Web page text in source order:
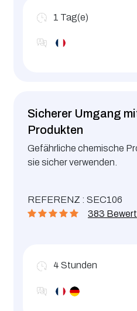
1 Tag(e)
Sicherer Umgang
Produkten
Gefährliche chemische
sie sicher verwenden.
REFERENZ : SEC106
383
4 Stunden